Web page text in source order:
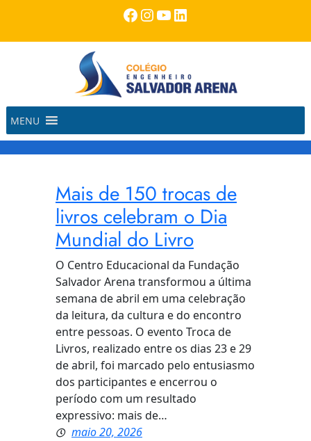
o
Facebook
Instagram
Youtube
LinkedIn
MENU
Mais de 150 trocas de
livros celebram o Dia
Mundial do Livro
O Centro Educacional da Fundação
Salvador Arena transformou a última
semana de abril em uma celebração
da leitura, da cultura e do encontro
entre pessoas. O evento Troca de
Livros, realizado entre os dias 23 e 29
de abril, foi marcado pelo entusiasmo
dos participantes e encerrou o
período com um resultado
expressivo: mais de…
maio 20, 2026